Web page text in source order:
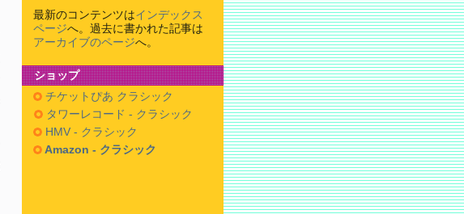
最新のコンテンツはインデックス
ページへ。過去に書かれた記事は
アーカイブのページへ。
ショップ
チケットぴあ クラシック
タワーレコード - クラシック
HMV - クラシック
Amazon - クラシック